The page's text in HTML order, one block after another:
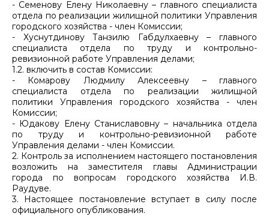
- Семенову Елену Николаевну – главного специалиста
отдела по реализации жилищной политики Управления
городского хозяйства - член Комиссии;
- Хуснутдинову Танзилю Габдулхаевну – главного
специалиста отдела по труду и контрольно-
ревизионной работе Управления делами;
1.2. включить в состав Комиссии:
- Комарову Людмилу Алексеевну – главного
специалиста отдела по реализации жилищной
политики Управления городского хозяйства - член
Комиссии;
- Юдакову Елену Станиславовну – начальника отдела
по труду и контрольно-ревизионной работе
Управления делами - член Комиссии.
2. Контроль за исполнением настоящего постановления
возложить на заместителя главы Администрации
города по вопросам городского хозяйства И.В.
Раудуве.
3. Настоящее постановление вступает в силу после
официального опубликования.